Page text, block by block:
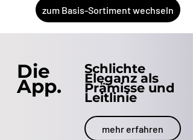
zum Basis-Sortiment wechseln
Die
App.
Schlichte
Eleganz als
Prämisse und
Leitlinie
mehr erfahren